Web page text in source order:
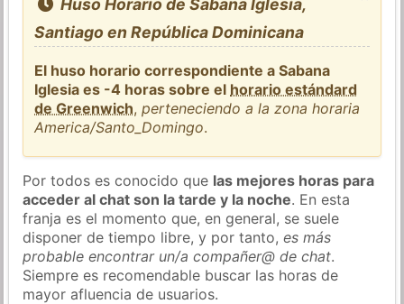
Huso Horario de Sabana Iglesia,
Santiago en República Dominicana
El huso horario correspondiente a Sabana
Iglesia es -4 horas sobre el horario estándard
de Greenwich,perteneciendo a la zona horaria
America/Santo_Domingo.
Por todos es conocido que las mejores horas para
acceder al chat son la tarde y la noche. En esta
franja es el momento que, en general, se suele
disponer de tiempo libre, y por tanto,es más
probable encontrar un/a compañer@ de chat.
Siempre es recomendable buscar las horas de
mayor afluencia de usuarios.